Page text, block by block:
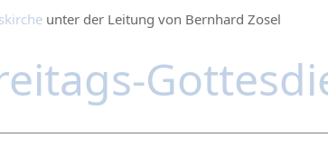
unter der Leitung von Bernhard Zosel